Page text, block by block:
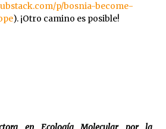
p/bosnia-become-
). ¡Otro camino es posible!